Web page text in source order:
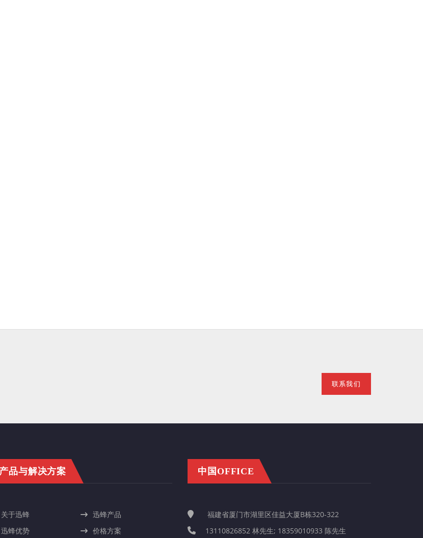
联系我们
产品与解决方案
关于迅蜂
迅蜂产品
迅蜂优势
价格方案
中国OFFICE
福建省厦门市湖里区佳益大厦B栋320-322
13110826852 林先生; 18359010933 陈先生